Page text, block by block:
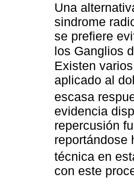
Una
sindrome
se prefiere
los Ganglios
Existen
aplicado al
escasa
evidencia
repercusión
reportándose
técnica en
con este